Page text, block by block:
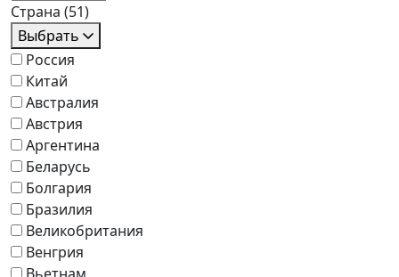
Страна (51)
Выбрать
Россия
Китай
Австралия
Австрия
Аргентина
Беларусь
Болгария
Бразилия
Великобритания
Венгрия
Вьетнам